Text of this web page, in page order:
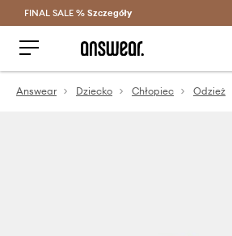
Oszczędzaj z Answear Club >
FINAL SALE % Szczegóły
Answear Dziecko Chłopiec Odzież